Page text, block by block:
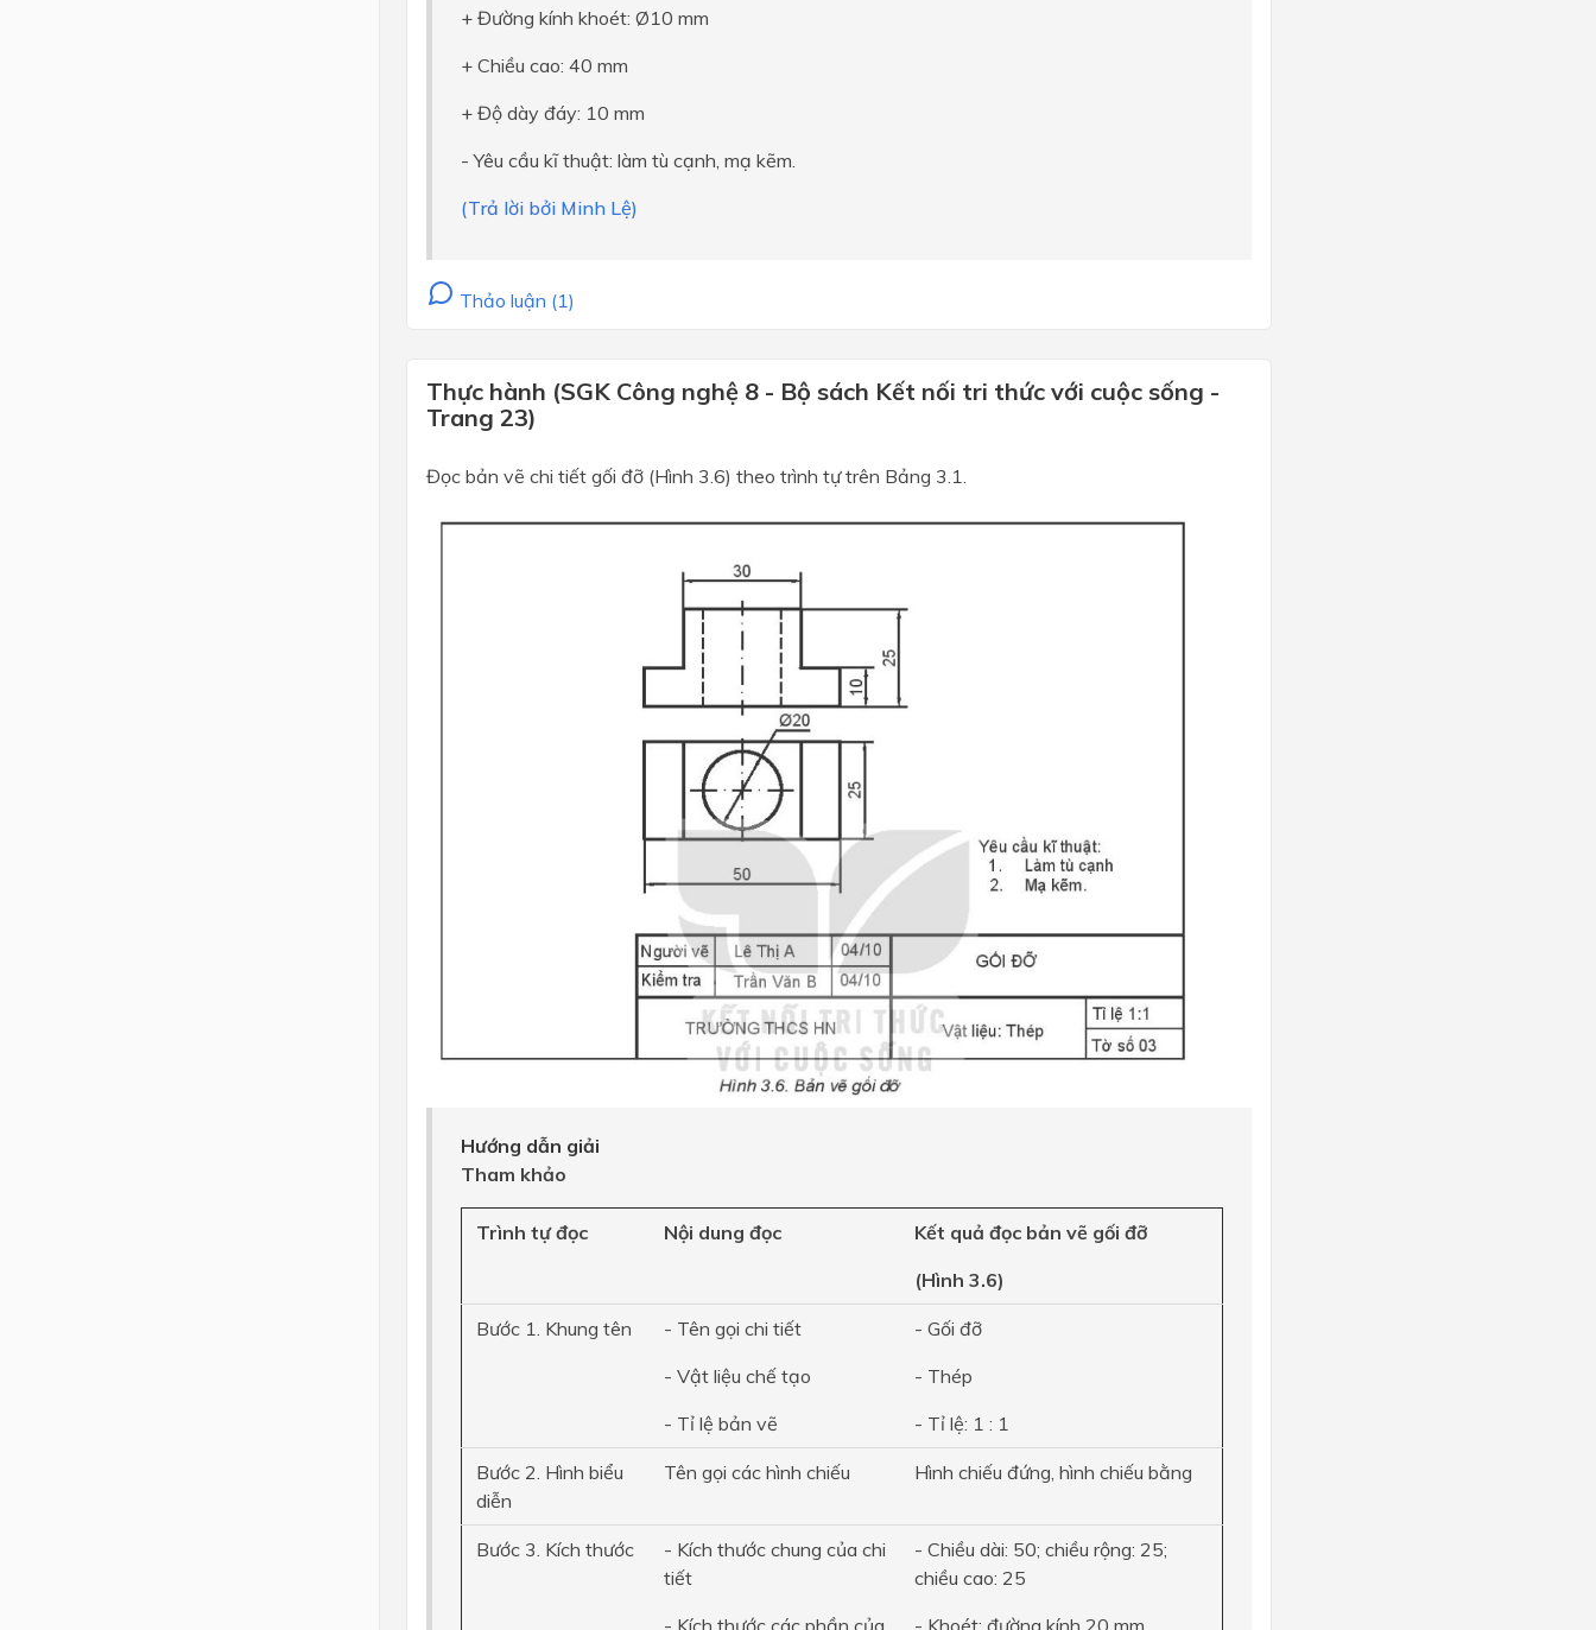
+ Đường kính khoét: Ø10 mm
+ Chiều cao: 40 mm
+ Độ dày đáy: 10 mm
- Yêu cầu kĩ thuật: làm tù cạnh, mạ kẽm.
(Trả lời bởi Minh Lệ)
Thảo luận (1)
Thực hành (SGK Công nghệ 8 - Bộ sách Kết nối tri thức với cuộc sống -
Trang 23)
Đọc bản vẽ chi tiết gối đỡ (Hình 3.6) theo trình tự trên Bảng 3.1.
Hướng dẫn giải
Tham khảo
Trình tự đọc Nội dung đọc
Kết quả đọc bản vẽ gối đỡ
(Hình 3.6)
Bước 1. Khung tên
- Tên gọi chi tiết
- Vật liệu chế tạo
- Tỉ lệ bản vẽ
- Gối đỡ
- Thép
- Tỉ lệ: 1 : 1
Bước 2. Hình biểu
diễn
Tên gọi các hình chiếu Hình chiếu đứng, hình chiếu bằng
Bước 3. Kích thước
- Kích thước chung của chi
tiết
- Kích thước các phần của
- Chiều dài: 50; chiều rộng: 25;
chiều cao: 25
- Khoét: đường kính 20 mm